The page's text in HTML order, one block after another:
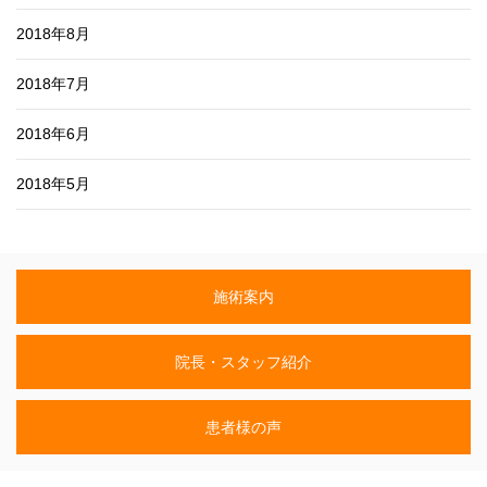
2018年8月
2018年7月
2018年6月
2018年5月
施術案内
院長・スタッフ紹介
患者様の声